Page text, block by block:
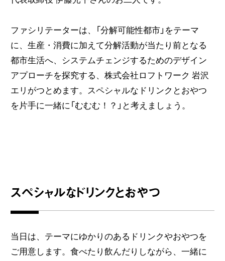
ファシリテーターは、「分解可能性都市」をテーマ
に、生産・消費に加えて分解活動が当たり前となる
都市生活へ、システムチェンジするためのデザイン
アプローチを探究する、株式会社ロフトワーク 岩沢
エリがつとめます。スペシャルなドリンクとおやつ
を片手に一緒に「むむむ！？」と考えましょう。
スペシャルなドリンクとおやつ
当日は、テーマにゆかりのあるドリンクやおやつを
ご用意します。食べたり飲んだりしながら、一緒に